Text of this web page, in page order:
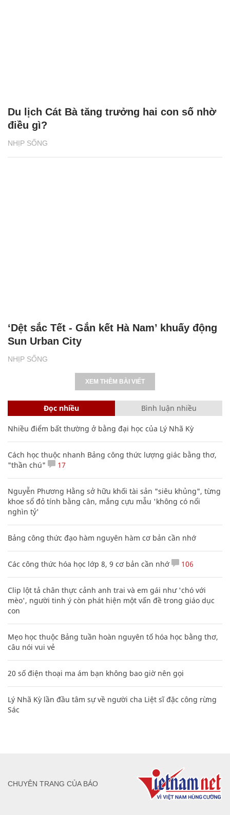
NHỊP SỐNG
Du lịch Cát Bà tăng trưởng hai con số nhờ
điều gì?
NHỊP SỐNG
‘Dệt sắc Tết - Gắn kết Hà Nam’ khuấy động
Sun Urban City
XEM THÊM BÀI VIẾT
Đọc nhiều Bình luận nhiều
Nhiều điểm bất thường ở bằng đại học của Lý Nhã Kỳ
Cách học thuộc nhanh Bảng công thức lượng giác bằng thơ,
"thần chú"
17
Nguyễn Phương Hằng sở hữu khối tài sản "siêu khủng", từng
khoe sổ đỏ tính bằng cân, mắng cựu mẫu 'không có nổi
nghìn tỷ'
Bảng công thức đạo hàm nguyên hàm cơ bản cần nhớ
Các công thức hóa học lớp 8, 9 cơ bản cần nhớ 106
Clip lột tả chân thực cảnh anh trai và em gái như 'chó với
mèo', người tinh ý còn phát hiện một vấn đề trong giáo dục
con
Mẹo học thuộc Bảng tuần hoàn nguyên tố hóa học bằng thơ,
câu nói vui vẻ
20 số điện thoại ma ám bạn không bao giờ nên gọi
Lý Nhã Kỳ lần đầu tâm sự về người cha Liệt sĩ đặc công rừng
Sác
CHUYÊN TRANG CỦA BÁO